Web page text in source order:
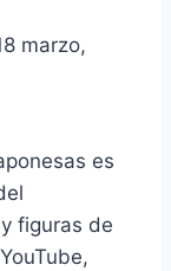
marzo,
es
figuras de